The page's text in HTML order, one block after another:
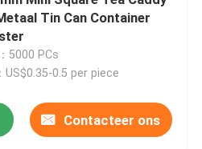
Tin Can Container
5000 PCs
US$0.35-0.5 per piece
Contacteer ons